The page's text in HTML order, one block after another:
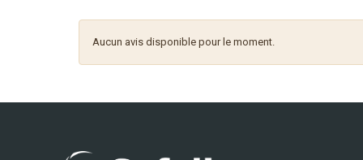
Aucun avis disponible pour le moment.